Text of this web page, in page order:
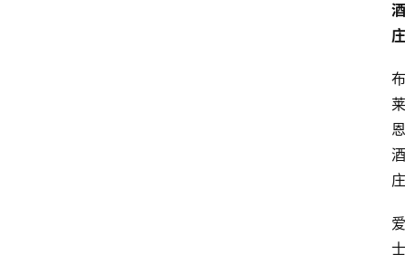
酒
庄
布
莱
恩
酒
庄
爱
士